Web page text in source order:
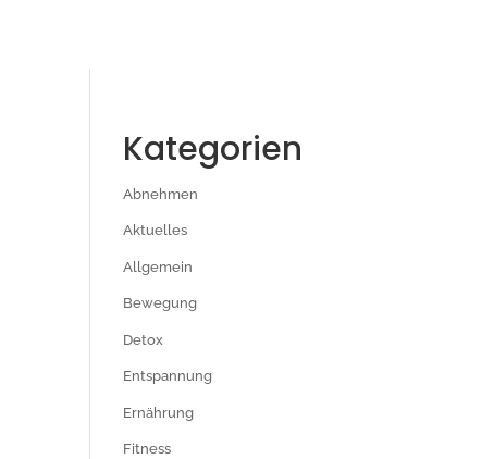
Kategorien
Abnehmen
Aktuelles
Allgemein
Bewegung
Detox
Entspannung
Ernährung
Fitness